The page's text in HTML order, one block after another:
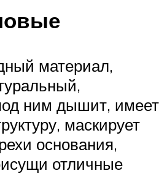
материал,
ним дышит, имеет
маскирует
основания,
отличные